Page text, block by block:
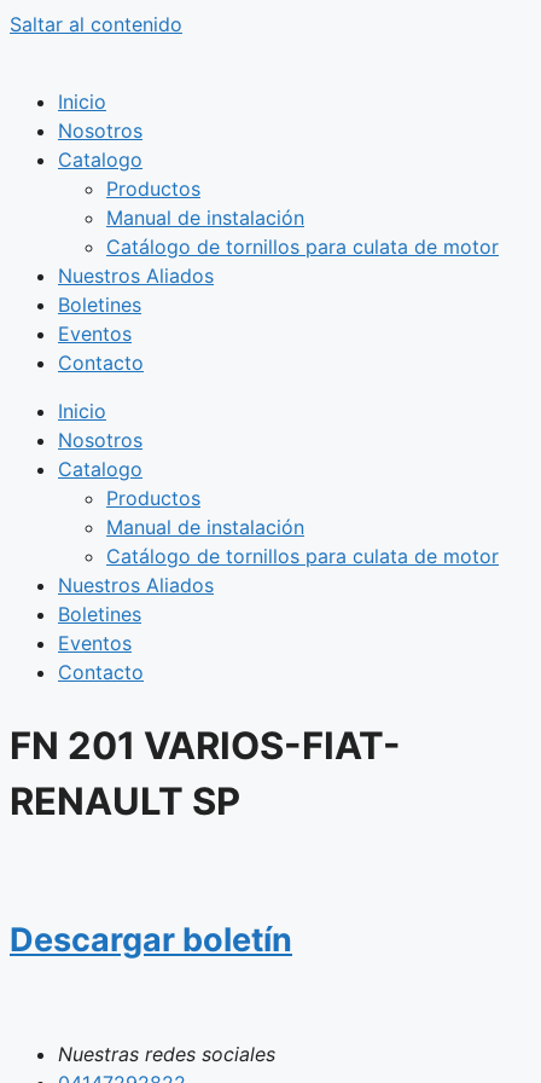
Saltar al contenido
Inicio
Nosotros
Catalogo
Productos
Manual de instalación
Catálogo de tornillos para culata de motor
Nuestros Aliados
Boletines
Eventos
Contacto
Inicio
Nosotros
Catalogo
Productos
Manual de instalación
Catálogo de tornillos para culata de motor
Nuestros Aliados
Boletines
Eventos
Contacto
FN 201 VARIOS-FIAT-
RENAULT SP
Descargar boletín
Nuestras redes sociales